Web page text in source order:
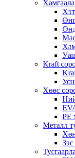
Kraft
Хөөс
PE
Металл
Зэс